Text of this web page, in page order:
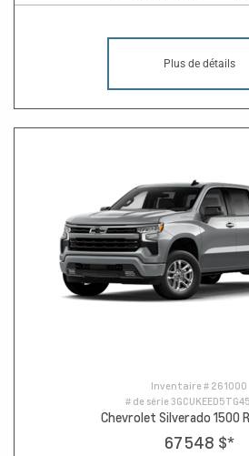
Plus de détails
Inventaire # 261000
# de série
Chevrolet Silverado 1500
67 548 $*